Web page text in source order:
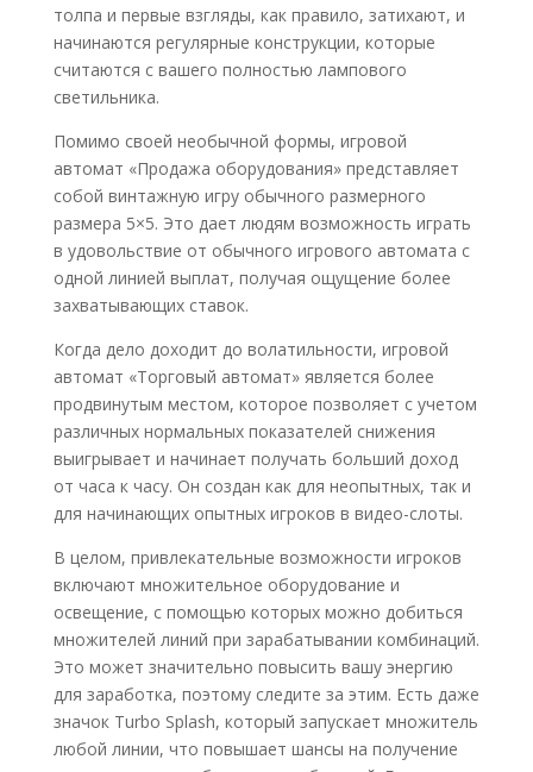
толпа и первые взгляды, как правило, затихают, и
начинаются регулярные конструкции, которые
считаются с вашего полностью лампового
светильника.
Помимо своей необычной формы, игровой
автомат «Продажа оборудования» представляет
собой винтажную игру обычного размерного
размера 5×5. Это дает людям возможность играть
в удовольствие от обычного игрового автомата с
одной линией выплат, получая ощущение более
захватывающих ставок.
Когда дело доходит до волатильности, игровой
автомат «Торговый автомат» является более
продвинутым местом, которое позволяет с учетом
различных нормальных показателей снижения
выигрывает и начинает получать больший доход
от часа к часу. Он создан как для неопытных, так и
для начинающих опытных игроков в видео-слоты.
В целом, привлекательные возможности игроков
включают множительное оборудование и
освещение, с помощью которых можно добиться
множителей линий при зарабатывании комбинаций.
Это может значительно повысить вашу энергию
для заработка, поэтому следите за этим. Есть даже
значок Turbo Splash, который запускает множитель
любой линии, что повышает шансы на получение